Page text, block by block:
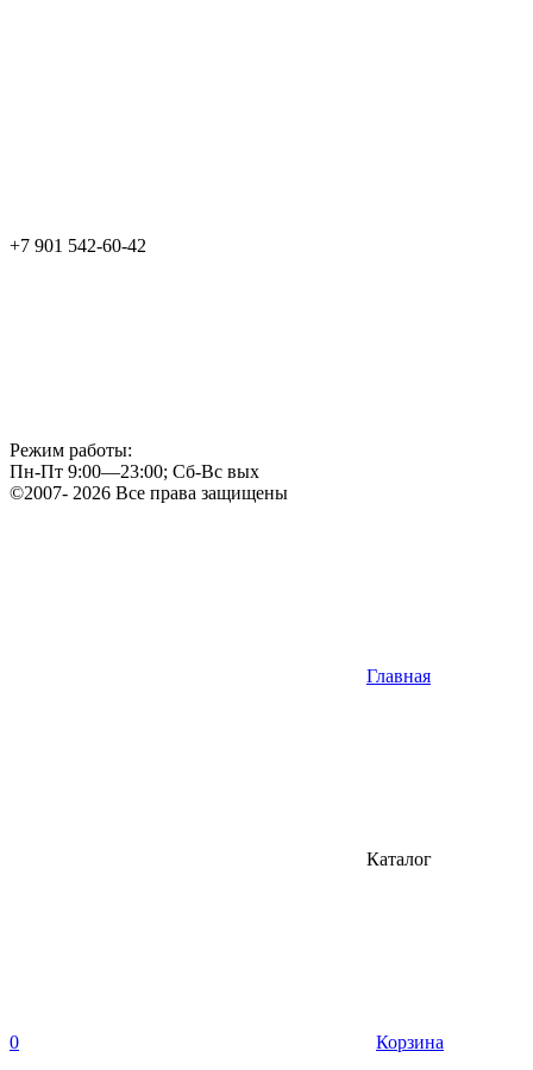
+7 901 542-60-42
Режим работы:
Пн-Пт 9:00—23:00; Сб-Вс вых
©2007- 2026 Все права защищены
Главная
Каталог
0 Корзина